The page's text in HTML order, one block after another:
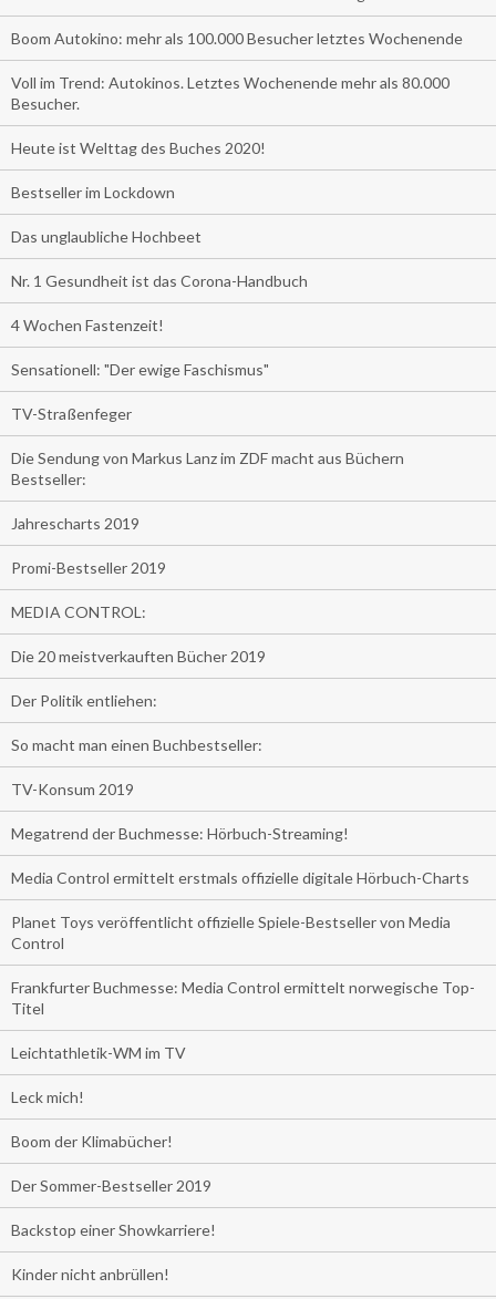
Boom Autokino: mehr als 100.000 Besucher letztes Wochenende
Voll im Trend: Autokinos. Letztes Wochenende mehr als 80.000
Besucher.
Heute ist Welttag des Buches 2020!
Bestseller im Lockdown
Das unglaubliche Hochbeet
Nr. 1 Gesundheit ist das Corona-Handbuch
4 Wochen Fastenzeit!
Sensationell: "Der ewige Faschismus"
TV-Straßenfeger
Die Sendung von Markus Lanz im ZDF macht aus Büchern
Bestseller:
Jahrescharts 2019
Promi-Bestseller 2019
MEDIA CONTROL:
Die 20 meistverkauften Bücher 2019
Der Politik entliehen:
So macht man einen Buchbestseller:
TV-Konsum 2019
Megatrend der Buchmesse: Hörbuch-Streaming!
Media Control ermittelt erstmals offizielle digitale Hörbuch-Charts
Planet Toys veröffentlicht offizielle Spiele-Bestseller von Media
Control
Frankfurter Buchmesse: Media Control ermittelt norwegische Top-
Titel
Leichtathletik-WM im TV
Leck mich!
Boom der Klimabücher!
Der Sommer-Bestseller 2019
Backstop einer Showkarriere!
Kinder nicht anbrüllen!